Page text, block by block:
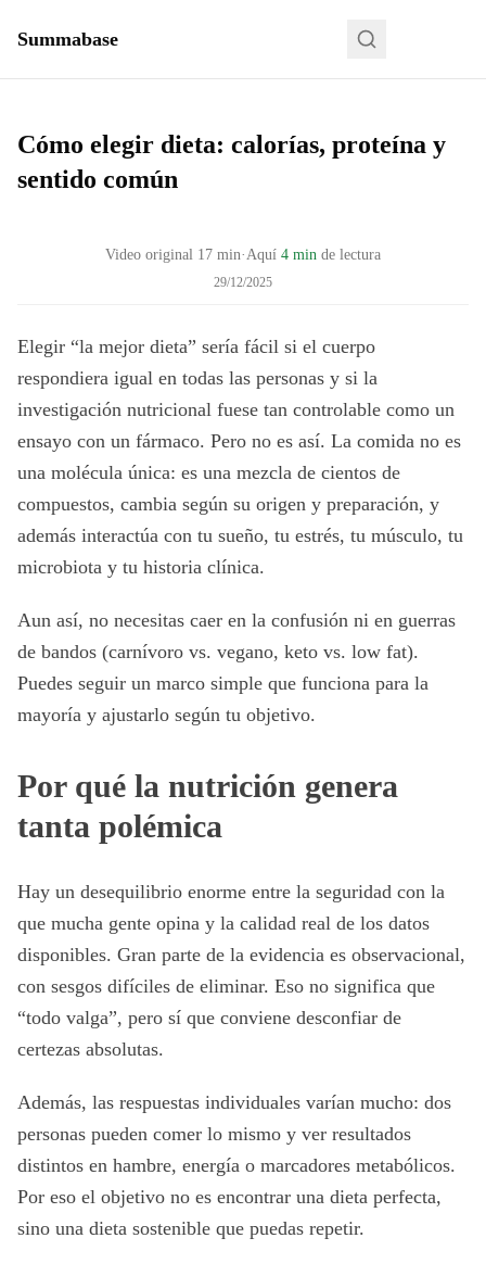
Summabase
Cómo elegir dieta: calorías, proteína y
sentido común
Video original 17 min·Aquí 4 min de lectura
29/12/2025
Elegir “la mejor dieta” sería fácil si el cuerpo
respondiera igual en todas las personas y si la
investigación nutricional fuese tan controlable como un
ensayo con un fármaco. Pero no es así. La comida no es
una molécula única: es una mezcla de cientos de
compuestos, cambia según su origen y preparación, y
además interactúa con tu sueño, tu estrés, tu músculo, tu
microbiota y tu historia clínica.
Aun así, no necesitas caer en la confusión ni en guerras
de bandos (carnívoro vs. vegano, keto vs. low fat).
Puedes seguir un marco simple que funciona para la
mayoría y ajustarlo según tu objetivo.
Por qué la nutrición genera
tanta polémica
Hay un desequilibrio enorme entre la seguridad con la
que mucha gente opina y la calidad real de los datos
disponibles. Gran parte de la evidencia es observacional,
con sesgos difíciles de eliminar. Eso no significa que
“todo valga”, pero sí que conviene desconfiar de
certezas absolutas.
Además, las respuestas individuales varían mucho: dos
personas pueden comer lo mismo y ver resultados
distintos en hambre, energía o marcadores metabólicos.
Por eso el objetivo no es encontrar una dieta perfecta,
sino una dieta sostenible que puedas repetir.